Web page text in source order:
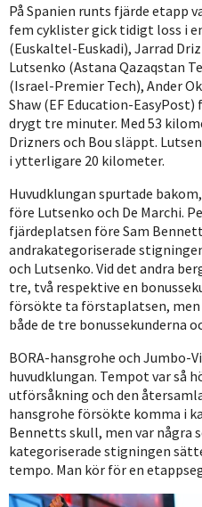
På Spanien runts fjärde etapp
fem cyklister gick tidigt loss i
(Euskaltel-Euskadi), Jarrad
Lutsenko (Astana Qazaqstan
(Israel-Premier Tech), Ander
Shaw (EF Education-
drygt tre minuter. Med 53
Drizners och Bou släppt.
i ytterligare 20 kilometer.
Huvudklungan spurtade
före Lutsenko och De Marchi.
fjärdeplatsen före Sam
andrakategoriserade
och Lutsenko. Vid det andra
tre, två respektive en
försökte ta förstaplatsen,
både de tre bonussekunderna
BORA-hansgrohe och
huvudklungan. Tempot var så
utförsåkning och den
hansgrohe försökte komma i
Bennetts skull, men var några
kategoriserade stigningen
tempo. Man kör för en